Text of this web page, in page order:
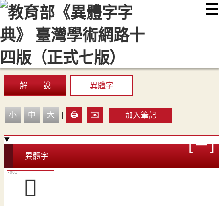
☰
::: 最新消息 常見問題 編輯說明
顯示模式
網站導覽
解 說 異體字
小 中 大 | 🖨️ ✉️ | 加入筆記
異體字
󷳼